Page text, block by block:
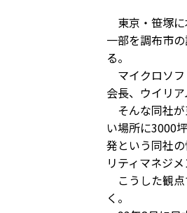
東京・笹塚に
一部を調布市
る。
マイクロソフ
会長、ウイリ
そんな同社が
い場所に3000
発という同社
リティマネジ
こうした観点
く。